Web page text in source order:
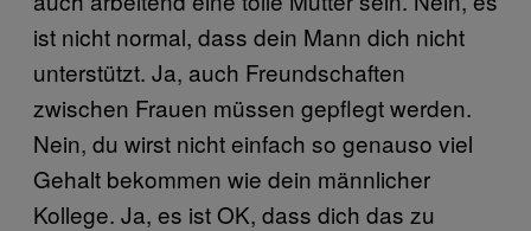
ist nicht normal, dass dein Mann dich nicht
unterstützt. Ja, auch Freundschaften
zwischen Frauen müssen gepflegt werden.
Nein, du wirst nicht einfach so genauso viel
Gehalt bekommen wie dein männlicher
Kollege. Ja, es ist OK, dass dich das zu